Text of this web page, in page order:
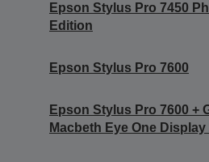
Epson Stylus Pro 7450
Edition
Epson Stylus Pro 7600
Epson Stylus Pro 7600 +
Macbeth Eye One